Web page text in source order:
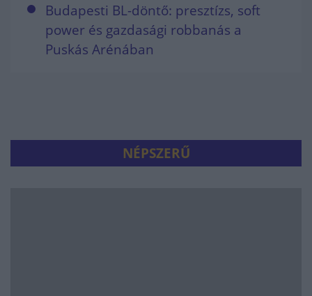
Budapesti BL-döntő: presztízs, soft
power és gazdasági robbanás a
Puskás Arénában
NÉPSZERŰ